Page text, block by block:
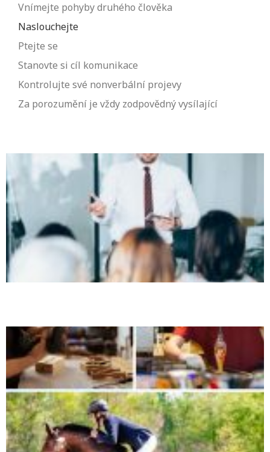
Vnímejte pohyby druhého člověka
Naslouchejte
Ptejte se
Stanovte si cíl komunikace
Kontrolujte své nonverbální projevy
Za porozumění je vždy zodpovědný vysílající